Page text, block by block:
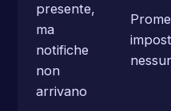
presente,
ma
notifiche
non
arrivano